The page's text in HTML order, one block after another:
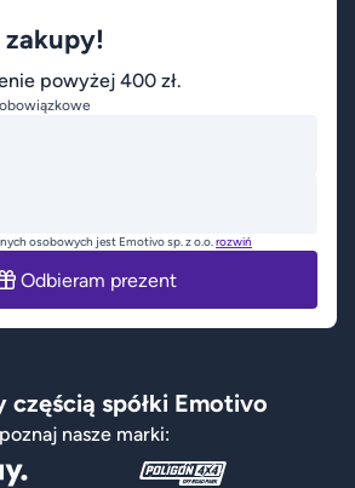
zakupy!
powyżej 400 zł.
osobowych jest Emotivo sp. z o.o.rozwiń
Odbieram prezent
częścią spółki Emotivo
poznaj nasze marki: